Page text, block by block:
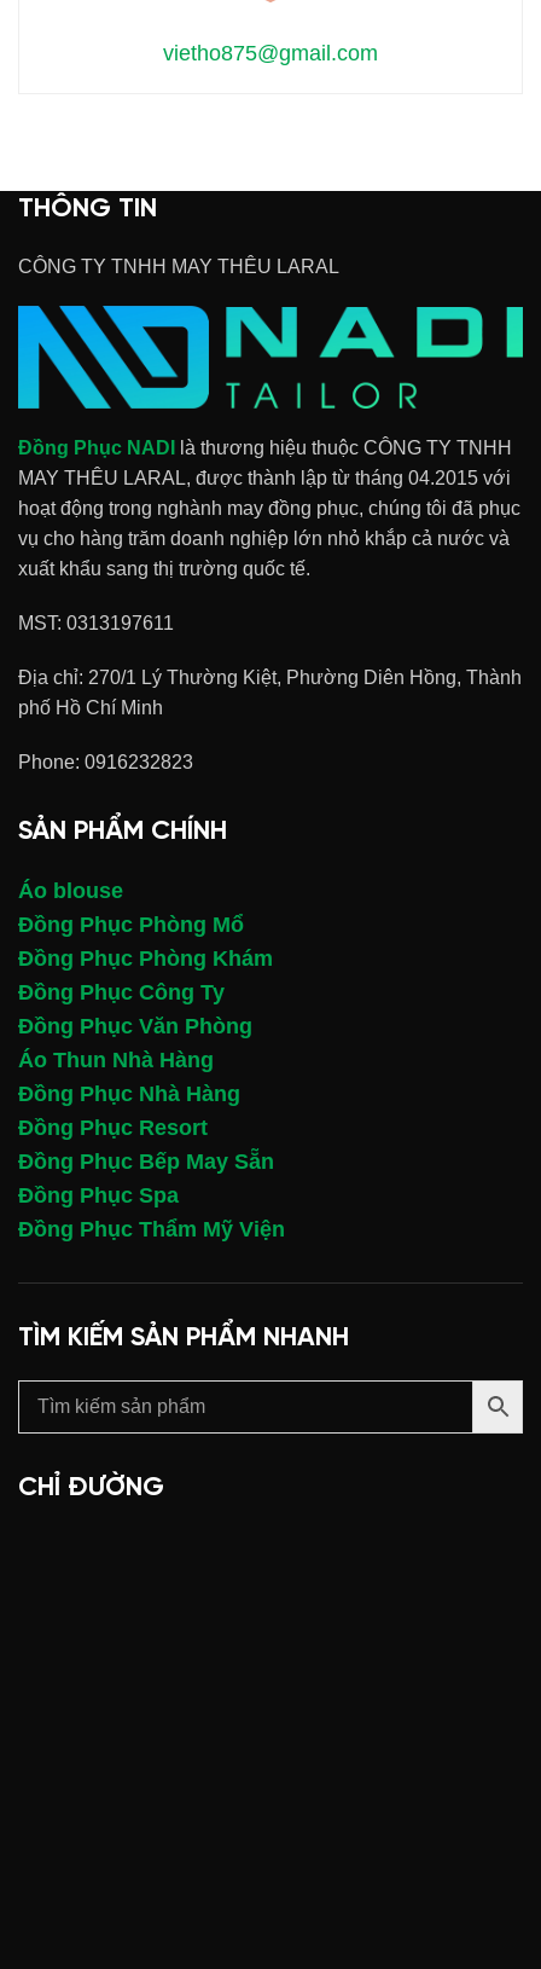
vietho875@gmail.com
THÔNG TIN
CÔNG TY TNHH MAY THÊU LARAL
Đồng Phục NADI
là thương hiệu thuộc CÔNG TY TNHH
MAY THÊU LARAL, được thành lập từ tháng 04.2015 với
hoạt động trong nghành may đồng phục, chúng tôi đã phục
vụ cho hàng trăm doanh nghiệp lớn nhỏ khắp cả nước và
xuất khẩu sang thị trường quốc tế.
MST: 0313197611
Địa chỉ: 270/1 Lý Thường Kiệt, Phường Diên Hồng, Thành
phố Hồ Chí Minh
Phone: 0916232823
SẢN PHẨM CHÍNH
Áo blouse
Đồng Phục Phòng Mổ
Đồng Phục Phòng Khám
Đồng Phục Công Ty
Đồng Phục Văn Phòng
Áo Thun Nhà Hàng
Đồng Phục Nhà Hàng
Đồng Phục Resort
Đồng Phục Bếp May Sẵn
Đồng Phục Spa
Đồng Phục Thẩm Mỹ Viện
TÌM KIẾM SẢN PHẨM NHANH
CHỈ ĐƯỜNG